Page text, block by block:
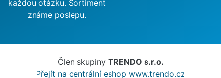
každou otázku. Sortiment
známe poslepu.
Člen skupiny TRENDO s.r.o.
Přejít na centrální eshop www.trendo.cz